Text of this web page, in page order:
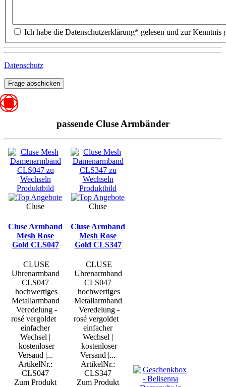
Datenschutz
Frage abschicken
passende Cluse Armbänder
Cluse
Cluse Armband
Mesh Rose
Gold CLS047
CLUSE
Uhrenarmband
CLS047
hochwertiges
Metallarmband
Veredelung -
rosé vergoldet
einfacher
Wechsel |
kostenloser
Versand |...
ArtikelNr.:
CLS047
Zum Produkt
Cluse
Cluse Armband
Mesh Rose
Gold CLS347
CLUSE
Uhrenarmband
CLS047
hochwertiges
Metallarmband
Veredelung -
rosé vergoldet
einfacher
Wechsel |
kostenloser
Versand |...
ArtikelNr.:
CLS347
Zum Produkt